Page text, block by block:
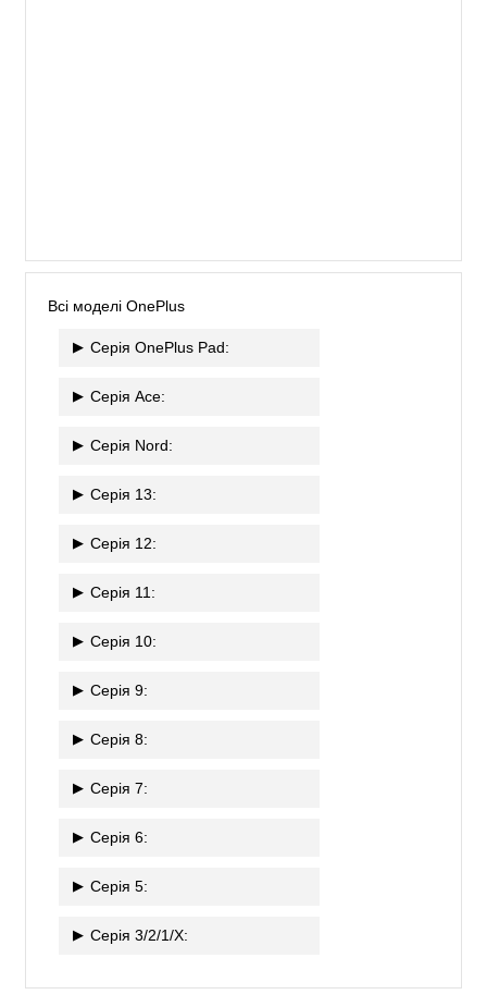
Всі моделі OnePlus
Серія OnePlus Pad:
Серія Ace:
Серія Nord:
Серія 13:
Серія 12:
Серія 11:
Серія 10:
Серія 9:
Серія 8:
Серія 7:
Серія 6:
Серія 5:
Серія 3/2/1/X: